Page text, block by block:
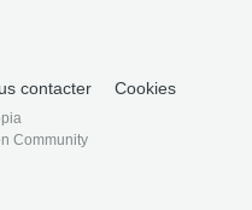
contacter Cookies
Community